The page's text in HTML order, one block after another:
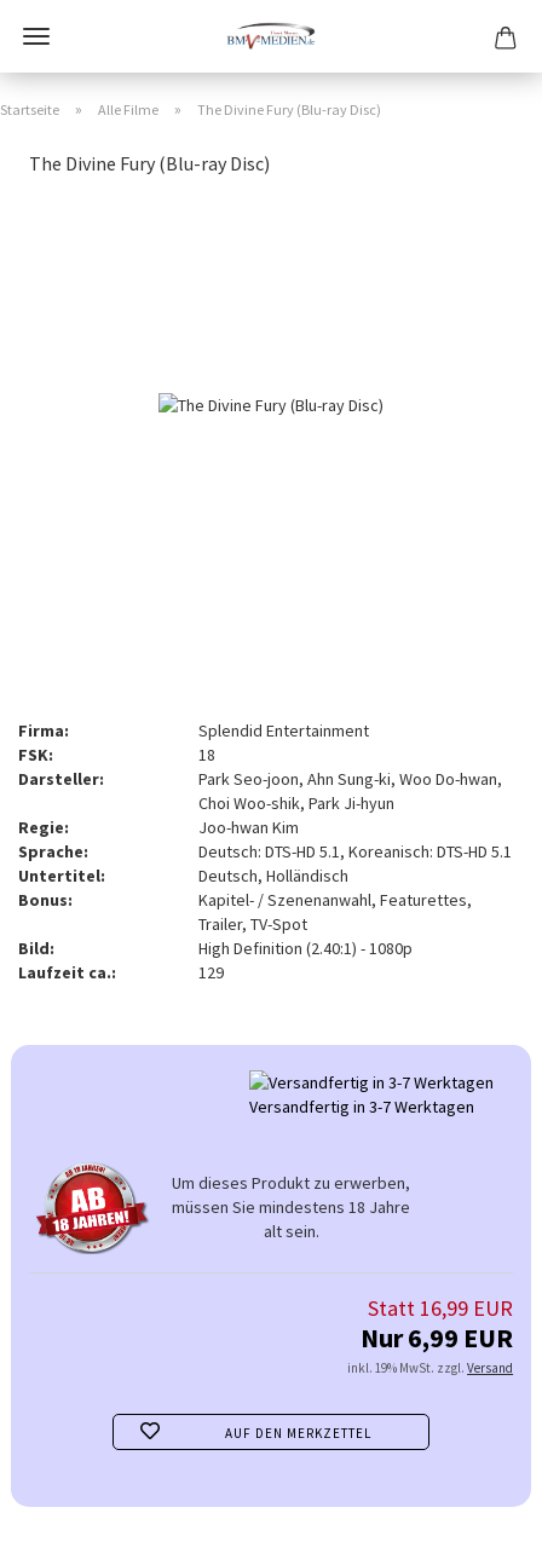
Startseite » Alle Filme » The Divine Fury (Blu-ray Disc)
The Divine Fury (Blu-ray Disc)
Firma:
Splendid Entertainment
FSK:
18
Darsteller:
Park Seo-joon, Ahn Sung-ki, Woo Do-hwan,
Choi Woo-shik, Park Ji-hyun
Regie:
Joo-hwan Kim
Sprache:
Deutsch: DTS-HD 5.1, Koreanisch: DTS-HD 5.1
Untertitel:
Deutsch, Holländisch
Bonus:
Kapitel- / Szenenanwahl, Featurettes,
Trailer, TV-Spot
Bild:
High Definition (2.40:1) - 1080p
Laufzeit ca.:
129
Versandfertig in 3-7 Werktagen
Um dieses Produkt zu erwerben,
müssen Sie mindestens 18 Jahre
alt sein.
Statt 16,99 EUR
Nur 6,99 EUR
inkl. 19% MwSt. zzgl.Versand
AUF DEN MERKZETTEL